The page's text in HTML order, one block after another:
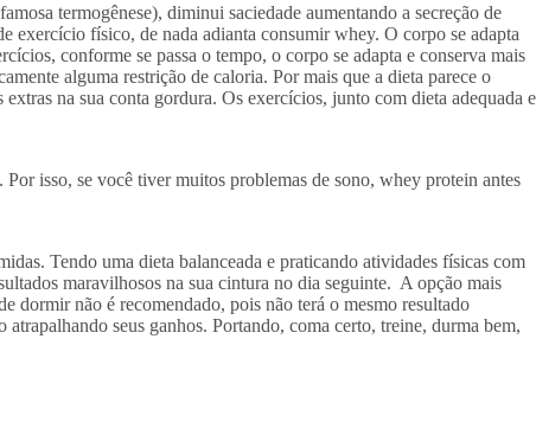
termogênese), diminui saciedade aumentando a secreção de
exercício físico, de nada adianta consumir whey. O corpo se adapta
conforme se passa o tempo, o corpo se adapta e conserva mais
alguma restrição de caloria. Por mais que a dieta parece o
na sua conta gordura. Os exercícios, junto com dieta adequada e
isso, se você tiver muitos problemas de sono, whey protein antes
Tendo uma dieta balanceada e praticando atividades físicas com
maravilhosos na sua cintura no dia seguinte. A opção mais
dormir não é recomendado, pois não terá o mesmo resultado
seus ganhos. Portando, coma certo, treine, durma bem,